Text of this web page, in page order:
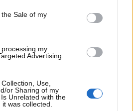
Sale of my
my
Advertising.
Use,
or Sharing of my
Unrelated with the
was collected.